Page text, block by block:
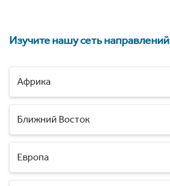
Изучите нашу сеть направлений
Африка
Ближний Восток
Европа